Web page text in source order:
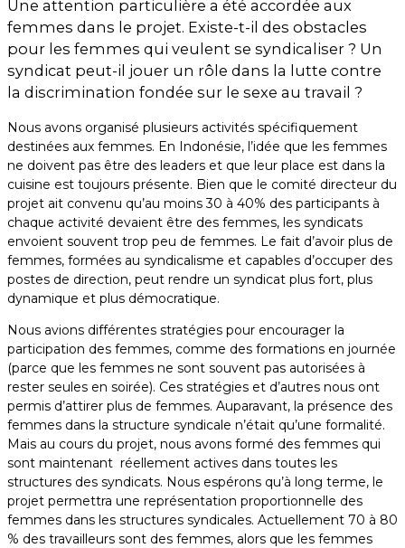
Une attention particulière a été accordée aux
femmes dans le projet. Existe-t-il des obstacles
pour les femmes qui veulent se syndicaliser ? Un
syndicat peut-il jouer un rôle dans la lutte contre
la discrimination fondée sur le sexe au travail ?
Nous avons organisé plusieurs activités spécifiquement
destinées aux femmes. En Indonésie, l’idée que les femmes
ne doivent pas être des leaders et que leur place est dans la
cuisine est toujours présente. Bien que le comité directeur du
projet ait convenu qu’au moins 30 à 40% des participants à
chaque activité devaient être des femmes, les syndicats
envoient souvent trop peu de femmes. Le fait d’avoir plus de
femmes, formées au syndicalisme et capables d’occuper des
postes de direction, peut rendre un syndicat plus fort, plus
dynamique et plus démocratique.
Nous avions différentes stratégies pour encourager la
participation des femmes, comme des formations en journée
(parce que les femmes ne sont souvent pas autorisées à
rester seules en soirée). Ces stratégies et d’autres nous ont
permis d’attirer plus de femmes. Auparavant, la présence des
femmes dans la structure syndicale n’était qu’une formalité.
Mais au cours du projet, nous avons formé des femmes qui
sont maintenant réellement actives dans toutes les
structures des syndicats. Nous espérons qu’à long terme, le
projet permettra une représentation proportionnelle des
femmes dans les structures syndicales. Actuellement 70 à 80
% des travailleurs sont des femmes, alors que les femmes